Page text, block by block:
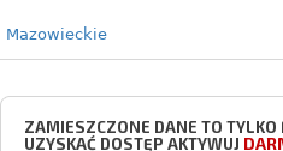
Mazowieckie
ZAMIESZCZONE DANE TO
UZYSKAĆ DOSTĘP AKTYWUJ